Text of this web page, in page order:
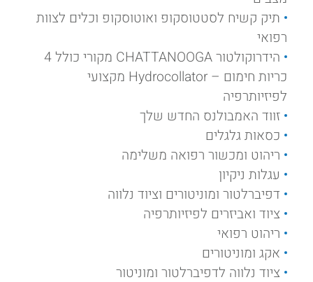
תיק קשיח לסטטוסקופ ואוטוסקופ וכלים לצוות
רפואי
הידרוקולטור CHATTANOOGA מקורי כולל 4
כריות חימום – Hydrocollator מקצועי
לפיזיותרפיה
זווד האמבולנס החדש שלך
כסאות גלגלים
ריהוט ומכשור רפואה משלימה
עגלות ניקיון
דפיברלטור ומוניטורים וציוד נלווה
ציוד ואביזרים לפיזיותרפיה
ריהוט רפואי
אקג ומוניטורים
ציוד נלווה לדפיברלטור ומוניטור